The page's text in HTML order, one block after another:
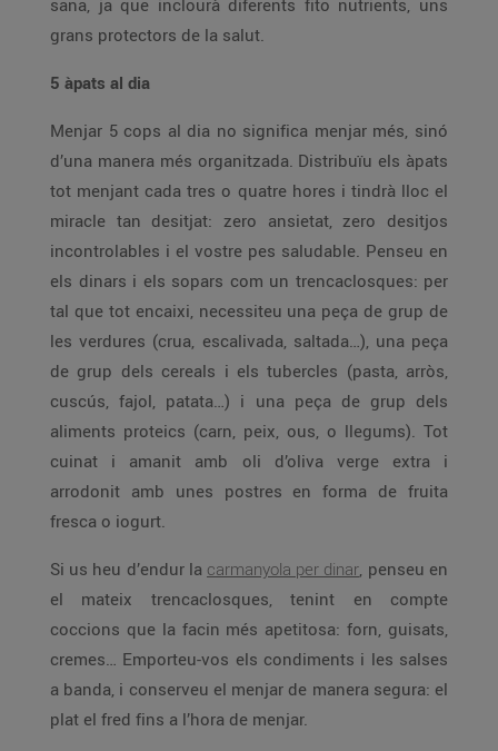
sana, ja que inclourà diferents fito nutrients, uns
grans protectors de la salut.
5 àpats al dia
Menjar 5 cops al dia no significa menjar més, sinó
d’una manera més organitzada. Distribuïu els àpats
tot menjant cada tres o quatre hores i tindrà lloc el
miracle tan desitjat: zero ansietat, zero desitjos
incontrolables i el vostre pes saludable. Penseu en
els dinars i els sopars com un trencaclosques: per
tal que tot encaixi, necessiteu una peça de grup de
les verdures (crua, escalivada, saltada…), una peça
de grup dels cereals i els tubercles (pasta, arròs,
cuscús, fajol, patata…) i una peça de grup dels
aliments proteics (carn, peix, ous, o llegums). Tot
cuinat i amanit amb oli d’oliva verge extra i
arrodonit amb unes postres en forma de fruita
fresca o iogurt.
Si us heu d’endur la carmanyola per dinar, penseu en
el mateix trencaclosques, tenint en compte
coccions que la facin més apetitosa: forn, guisats,
cremes… Emporteu-vos els condiments i les salses
a banda, i conserveu el menjar de manera segura: el
plat el fred fins a l’hora de menjar.